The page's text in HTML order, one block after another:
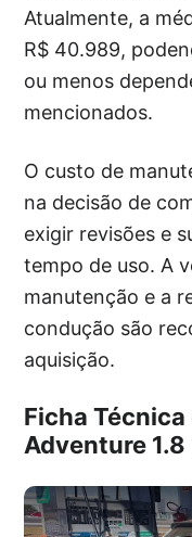
Atualmente, a
R$ 40.989,
ou menos
mencionados.
O custo de
na decisão de
exigir revisões e
tempo de uso. A
manutenção e a
condução são
aquisição.
Ficha
Adventure 1.8